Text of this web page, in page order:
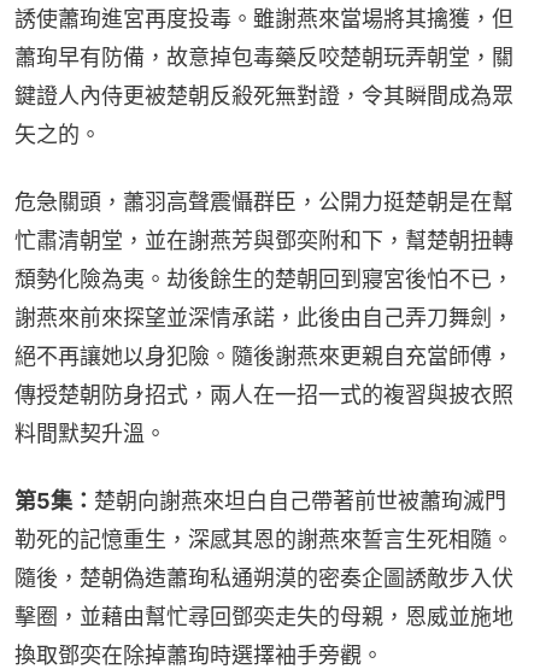
誘使蕭珣進宮再度投毒。雖謝燕來當場將其擒獲，但
蕭珣早有防備，故意掉包毒藥反咬楚朝玩弄朝堂，關
鍵證人內侍更被楚朝反殺死無對證，令其瞬間成為眾
矢之的。
危急關頭，蕭羽高聲震懾群臣，公開力挺楚朝是在幫
忙肅清朝堂，並在謝燕芳與鄧奕附和下，幫楚朝扭轉
頹勢化險為夷。劫後餘生的楚朝回到寢宮後怕不已，
謝燕來前來探望並深情承諾，此後由自己弄刀舞劍，
絕不再讓她以身犯險。隨後謝燕來更親自充當師傅，
傳授楚朝防身招式，兩人在一招一式的複習與披衣照
料間默契升溫。
第5集： 楚朝向謝燕來坦白自己帶著前世被蕭珣滅門
勒死的記憶重生，深感其恩的謝燕來誓言生死相隨。
隨後，楚朝偽造蕭珣私通朔漠的密奏企圖誘敵步入伏
擊圈，並藉由幫忙尋回鄧奕走失的母親，恩威並施地
換取鄧奕在除掉蕭珣時選擇袖手旁觀。